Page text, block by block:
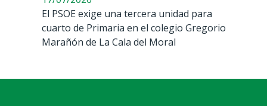
El PSOE exige una tercera unidad para
cuarto de Primaria en el colegio Gregorio
Marañón de La Cala del Moral